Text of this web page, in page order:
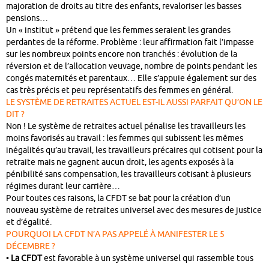
majoration de droits au titre des enfants, revaloriser les basses
pensions…
Un « institut » prétend que les femmes seraient les grandes
perdantes de la réforme. Problème : leur affirmation fait l’impasse
sur les nombreux points encore non tranchés : évolution de la
réversion et de l’allocation veuvage, nombre de points pendant les
congés maternités et parentaux… Elle s’appuie également sur des
cas très précis et peu représentatifs des femmes en général.
LE SYSTÈME DE RETRAITES ACTUEL EST-IL AUSSI PARFAIT QU’ON LE
DIT ?
Non ! Le système de retraites actuel pénalise les travailleurs les
moins favorisés au travail : les femmes qui subissent les mêmes
inégalités qu’au travail, les travailleurs précaires qui cotisent pour la
retraite mais ne gagnent aucun droit, les agents exposés à la
pénibilité sans compensation, les travailleurs cotisant à plusieurs
régimes durant leur carrière…
Pour toutes ces raisons, la CFDT se bat pour la création d’un
nouveau système de retraites universel avec des mesures de justice
et d’égalité.
POURQUOI LA CFDT N’A PAS APPELÉ À MANIFESTER LE 5
DÉCEMBRE ?
• La CFDTest favorable à un système universel qui rassemble tous